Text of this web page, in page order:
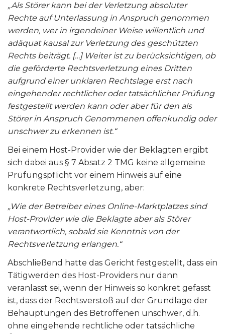
„Als Störer kann bei der Verletzung absoluter
Rechte auf Unterlassung in Anspruch genommen
werden, wer in irgendeiner Weise willentlich und
adäquat kausal zur Verletzung des geschützten
Rechts beiträgt. […] Weiter ist zu berücksichtigen, ob
die geförderte Rechtsverletzung eines Dritten
aufgrund einer unklaren Rechtslage erst nach
eingehender rechtlicher oder tatsächlicher Prüfung
festgestellt werden kann oder aber für den als
Störer in Anspruch Genommenen offenkundig oder
unschwer zu erkennen ist.“
Bei einem Host-Provider wie der Beklagten ergibt
sich dabei aus § 7 Absatz 2 TMG keine allgemeine
Prüfungspflicht vor einem Hinweis auf eine
konkrete Rechtsverletzung, aber:
„Wie der Betreiber eines Online-Marktplatzes sind
Host-Provider wie die Beklagte aber als Störer
verantwortlich, sobald sie Kenntnis von der
Rechtsverletzung erlangen.“
Abschließend hatte das Gericht festgestellt, dass ein
Tätigwerden des Host-Providers nur dann
veranlasst sei, wenn der Hinweis so konkret gefasst
ist, dass der Rechtsverstoß auf der Grundlage der
Behauptungen des Betroffenen unschwer, d.h.
ohne eingehende rechtliche oder tatsächliche